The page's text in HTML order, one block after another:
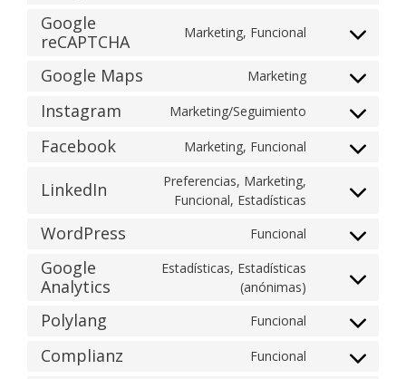
Google
reCAPTCHA
Marketing, Funcional
Google Maps Marketing
Instagram Marketing/Seguimiento
Facebook Marketing, Funcional
LinkedIn
Preferencias, Marketing,
Funcional, Estadísticas
WordPress Funcional
Google
Analytics
Estadísticas, Estadísticas
(anónimas)
Polylang Funcional
Complianz Funcional